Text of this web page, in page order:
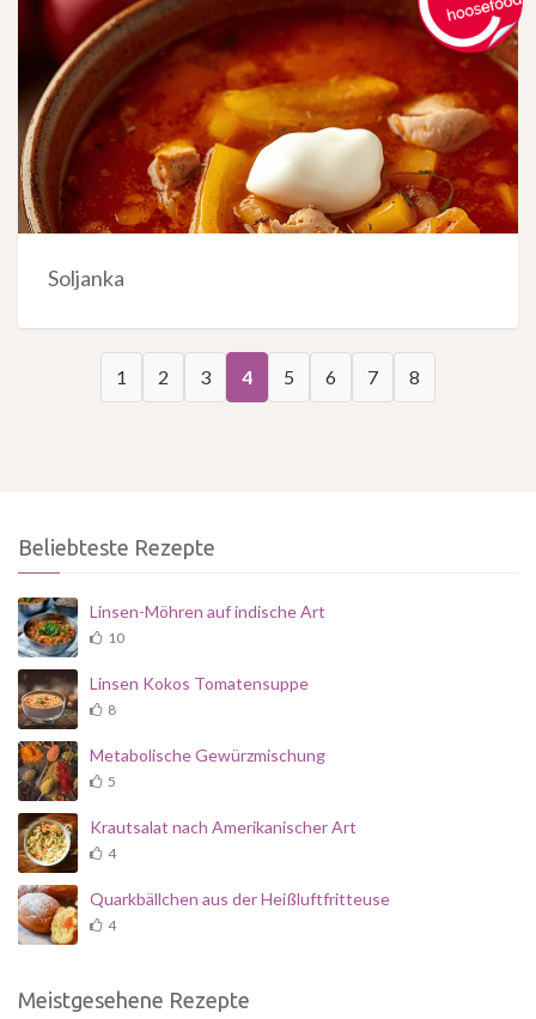
Soljanka
1 2 3 4 5 6 7 8
Beliebteste Rezepte
Linsen-Möhren auf indische Art
10
Linsen Kokos Tomatensuppe
8
Metabolische Gewürzmischung
5
Krautsalat nach Amerikanischer Art
4
Quarkbällchen aus der Heißluftfritteuse
4
Meistgesehene Rezepte